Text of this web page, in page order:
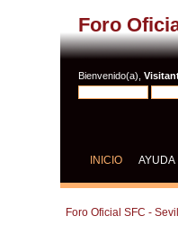
Foro
Bienvenido(a),
INICIO AYUDA
Foro Oficial SFC -